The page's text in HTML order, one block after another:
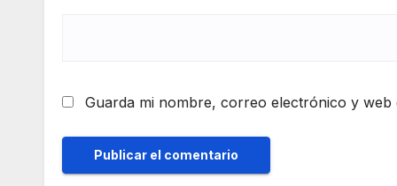
Guarda mi nombre, correo electrónico y